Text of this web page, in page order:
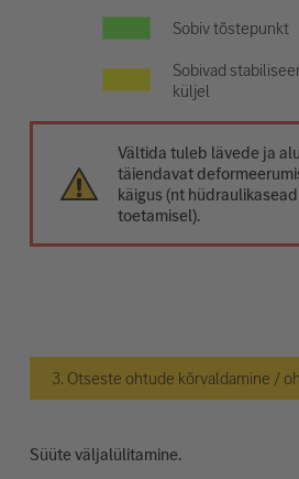
Sobiv tõstepunkt
Sobivad
küljel
Vältida tuleb lävede ja
täiendavat
käigus (nt
toetamisel).
3. Otseste ohtude kõrvaldamine /
Süüte väljalülitamine.